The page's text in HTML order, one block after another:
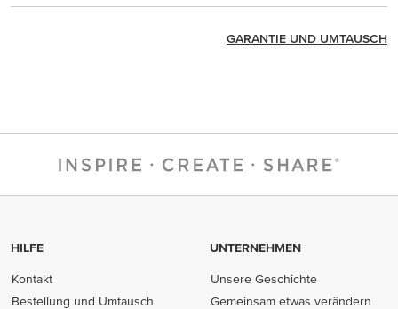
GARANTIE UND UMTAUSCH
HILFE
Kontakt
Bestellung und Umtausch
UNTERNEHMEN
Unsere Geschichte
Gemeinsam etwas verändern